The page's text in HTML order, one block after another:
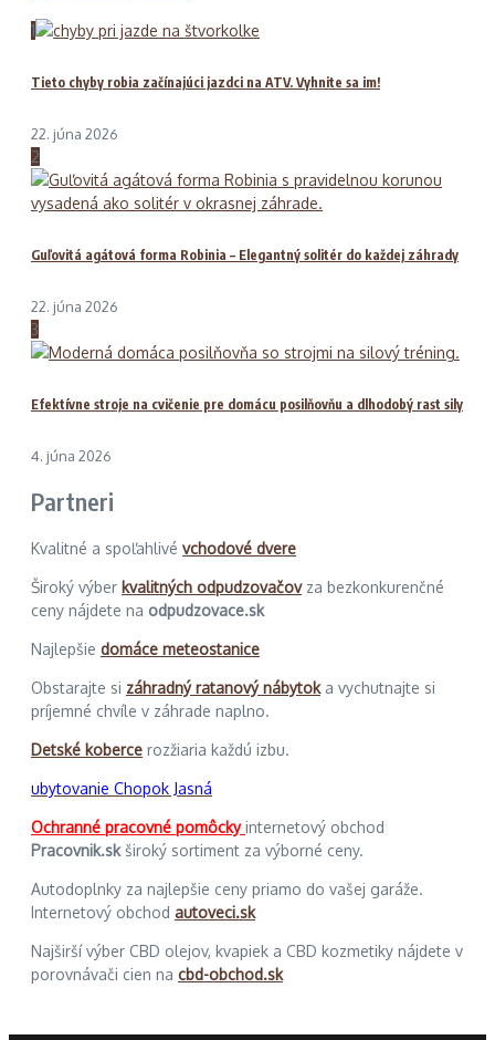
1
Tieto chyby robia začínajúci jazdci na ATV. Vyhnite sa im!
22. júna 2026
2
Guľovitá agátová forma Robinia – Elegantný solitér do každej záhrady
22. júna 2026
3
Efektívne stroje na cvičenie pre domácu posilňovňu a dlhodobý rast sily
4. júna 2026
Partneri
Kvalitné a spoľahlivé vchodové dvere
Široký výber kvalitných odpudzovačovza bezkonkurenčné
ceny nájdete na odpudzovace.sk
Najlepšie domáce meteostanice
Obstarajte si záhradný ratanový nábytoka vychutnajte si
príjemné chvíle v záhrade naplno.
Detské koberce rozžiaria každú izbu.
ubytovanie Chopok Jasná
Ochranné pracovné pomôckyinternetový obchod
Pracovnik.skširoký sortiment za výborné ceny.
Autodoplnky za najlepšie ceny priamo do vašej garáže.
Internetový obchod autoveci.sk
Najširší výber CBD olejov, kvapiek a CBD kozmetiky nájdete v
porovnávači cien na cbd-obchod.sk